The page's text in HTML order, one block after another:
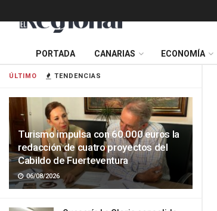
ÚLTIMO TENDENCIAS
Turismo impulsa con 60.000 euros la
redacción de cuatro proyectos del
Cabildo de Fuerteventura
06/08/2026
PORTADA CANARIAS ECONOMÍA